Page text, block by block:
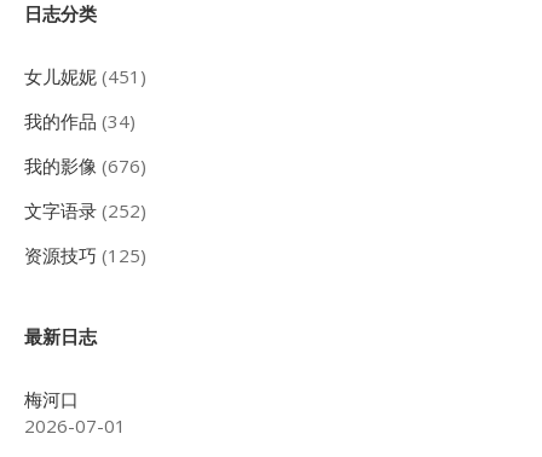
Sidebar
日志分类
女儿妮妮 (451)
我的作品 (34)
我的影像 (676)
文字语录 (252)
资源技巧 (125)
最新日志
梅河口
2026-07-01